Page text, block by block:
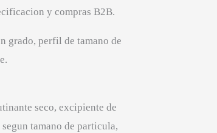
y compras B2B.
grado, perfil de tamano de
seco, excipiente de
tamano de particula,